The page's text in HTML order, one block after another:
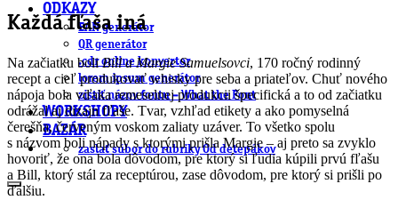
ODKAZY
EAN generátor
QR generátor
.cdr online konvertor
lorem ipsum generátor
zistiť názov fontu – What the Font
WORKSHOPY
BAZÁR
zaslať súbor do rubriky Od detepákov
Každá fľaša iná
Na začiatku boliBill a Margie Samuelsovci, 170 ročný rodinný
recept a cieľ produkovať whisky pre seba a priateľov. Chuť nového
nápoja bola vďaka remeselnej produkcii špecifická a to od začiatku
odrážal aj dizajn fľaše. Tvar, vzhľad etikety a ako pomyselná
čerešňa, červeným voskom zaliaty uzáver. To všetko spolu
s názvom boli nápady s ktorými prišla Margie – aj preto sa zvyklo
hovoriť, že ona bola dôvodom, pre ktorý si ľudia kúpili prvú fľašu
a Bill, ktorý stál za receptúrou, zase dôvodom, pre ktorý si prišli po
ďalšiu.